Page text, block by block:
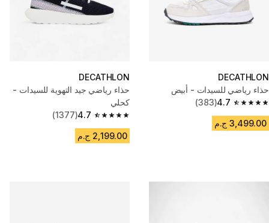
DECATHLON
حذاء رياضي للسيدات - أبيض
4.7
4.7 out of 5 stars from 383 reviews
(383)
3,499.00 ج.م
DECATHLON
حذاء رياضي جيد التهوية للسيدات -
كحلي
4.7
4.7 out of 5 stars from 1377 reviews
(1377)
2,199.00 ج.م